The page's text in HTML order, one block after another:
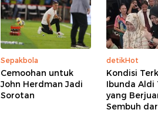
Sepakbola
Cemoohan untuk
John Herdman Jadi
Sorotan
detikHot
Kondisi
Ibunda Aldi
yang
Sembuh